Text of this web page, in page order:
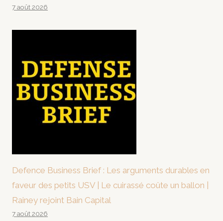
7 août 2026
Defence Business Brief : Les arguments durables en
faveur des petits USV | Le cuirassé coûte un ballon |
Rainey rejoint Bain Capital
7 août 2026